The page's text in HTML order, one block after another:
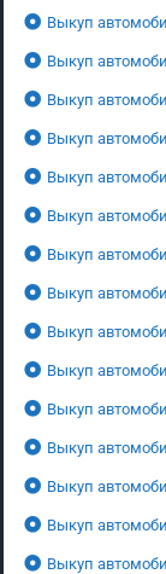
Выкуп
Выкуп
Выкуп
Выкуп
Выкуп
Выкуп
Выкуп
Выкуп
Выкуп
Выкуп
Выкуп
Выкуп
Выкуп
Выкуп
Выкуп